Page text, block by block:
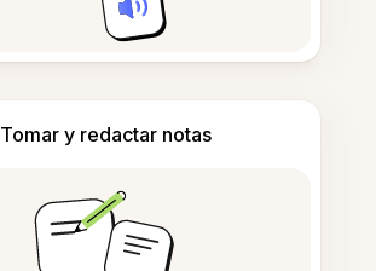
Tomar y redactar notas